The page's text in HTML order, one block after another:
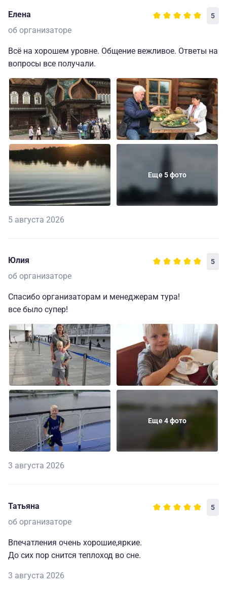
Елена 5
об организаторе
Всё на хорошем уровне. Общение вежливое. Ответы на
вопросы все получали.
Еще 5 фото
5 августа 2026
Юлия 5
об организаторе
Спасибо организаторам и менеджерам тура!
все было супер!
Еще 4 фото
3 августа 2026
Татьяна 5
об организаторе
Впечатления очень хорошие,яркие.
До сих пор снится теплоход во сне.
3 августа 2026